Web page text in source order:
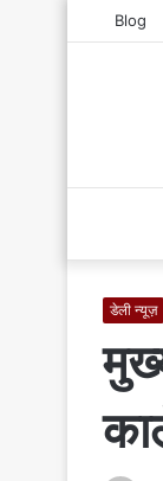
Blog
डेली न्यूज़